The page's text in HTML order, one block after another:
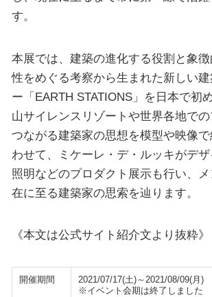
す。
本展では、建築の進化する役割と象
性をめぐる考察から生まれた新しい
ー「EARTH STATIONS」を日本で初
山サイレンスリゾートや世界各地で
つながる建築家の思想を模型や映像
わせて、ミケーレ・デ・ルッキがデ
照明などのプロダクト展示も行い、
在に至る建築家の思索を辿ります。
《本文は公式サイト紹介文より抜粋》
開催期間
2021/07/17(土)～2021/08/09(月)
※イベント会期は終了しました